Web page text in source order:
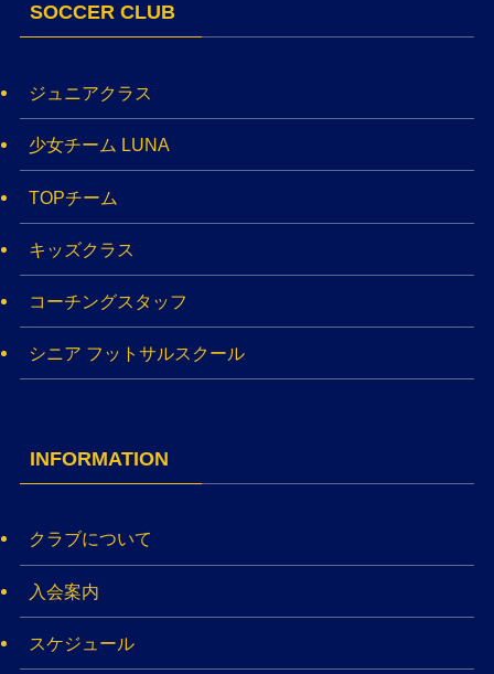
SOCCER CLUB
ジュニアクラス
少女チーム LUNA
TOPチーム
キッズクラス
コーチングスタッフ
シニア フットサルスクール
INFORMATION
クラブについて
入会案内
スケジュール